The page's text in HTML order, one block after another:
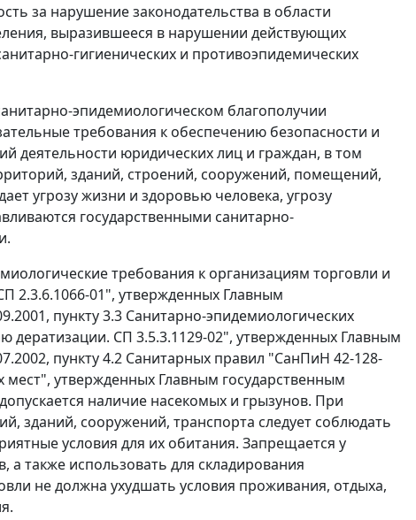
за нарушение законодательства в области
выразившееся в нарушении действующих
гигиенических и противоэпидемических
эпидемиологическом благополучии
требования к обеспечению безопасности и
деятельности юридических лиц и граждан, в том
зданий, строений, сооружений, помещений,
угрозу жизни и здоровью человека, угрозу
государственными санитарно-
требования к организациям торговли и
2.3.6.1066-01", утвержденных Главным
пункту 3.3 Санитарно-эпидемиологических
дератизации. СП 3.5.3.1129-02", утвержденных Главным
пункту 4.2 Санитарных правил "СанПиН 42-128-
утвержденных Главным государственным
наличие насекомых и грызунов. При
зданий, сооружений, транспорта следует соблюдать
условия для их обитания. Запрещается у
а также использовать для складирования
не должна ухудшать условия проживания, отдыха,